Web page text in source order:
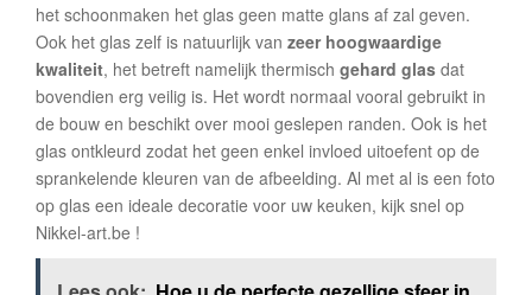
het schoonmaken het glas geen matte glans af zal geven.
Ook het glas zelf is natuurlijk van zeer hoogwaardige
kwaliteit, het betreft namelijk thermisch gehard glas dat
bovendien erg veilig is. Het wordt normaal vooral gebruikt in
de bouw en beschikt over mooi geslepen randen. Ook is het
glas ontkleurd zodat het geen enkel invloed uitoefent op de
sprankelende kleuren van de afbeelding. Al met al is een foto
op glas een ideale decoratie voor uw keuken, kijk snel op
Nikkel-art.be !